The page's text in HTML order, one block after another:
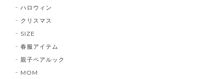
ハロウィン
クリスマス
SIZE
春服アイテム
親子ペアルック
MOM